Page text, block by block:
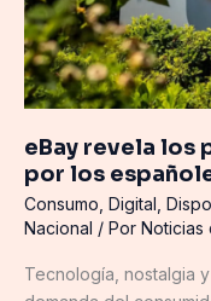
eBay revela los
por los
Consumo Digital
Nacional / Por Noticias
Tecnología, nostalgia
españoles
en
la
plataforma
2025